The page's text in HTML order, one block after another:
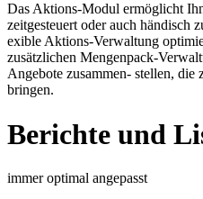
Das Aktions-Modul ermöglicht
zeitgesteuert oder auch händisch
exible Aktions-Verwaltung
zusätzlichen Mengenpack-
Angebote zusammen- stellen, die
bringen.
Berichte und
immer optimal angepasst